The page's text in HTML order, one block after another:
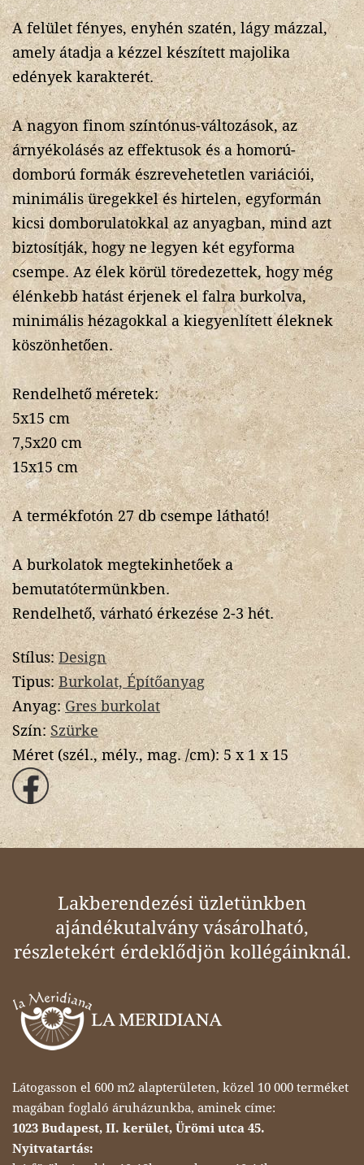
A felület fényes, enyhén szatén, lágy mázzal,
amely átadja a kézzel készített majolika
edények karakterét.
A nagyon finom színtónus-változások, az
árnyékolásés az effektusok és a homorú-
domború formák észrevehetetlen variációi,
minimális üregekkel és hirtelen, egyformán
kicsi domborulatokkal az anyagban, mind azt
biztosítják, hogy ne legyen két egyforma
csempe. Az élek körül töredezettek, hogy még
élénkebb hatást érjenek el falra burkolva,
minimális hézagokkal a kiegyenlített éleknek
köszönhetően.
Rendelhető méretek:
5x15 cm
7,5x20 cm
15x15 cm
A termékfotón 27 db csempe látható!
A burkolatok megtekinhetőek a
bemutatótermünkben.
Rendelhető, várható érkezése 2-3 hét.
Stílus:Design
Tipus:Burkolat, Építőanyag
Anyag:Gres burkolat
Szín: Szürke
Méret (szél., mély., mag. /cm):5 x 1 x 15
Lakberendezési üzletünkben
ajándékutalvány vásárolható,
részletekért érdeklődjön kollégáinknál.
Látogasson el 600 m2 alapterületen, közel 10 000 terméket
magában foglaló áruházunkba, aminek címe:
1023 Budapest, II. kerület, Ürömi utca 45.
Nyitvatartás: